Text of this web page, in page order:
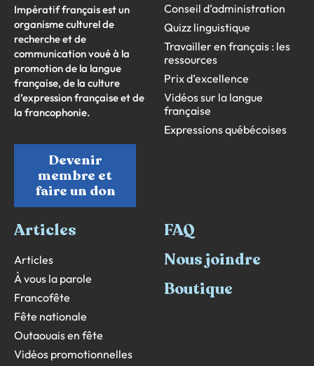
Impératif français est un
organisme culturel de
recherche et de
communication voué à la
promotion de la langue
française, de la culture
d’expression française et de
la francophonie.
Devenir
membre et
faire un don
Conseil d’administration
Quizz linguistique
Travailler en français : les
ressources
Prix d’excellence
Vidéos sur la langue
française
Expressions québécoises
Articles
Articles
À vous la parole
Francofête
Fête nationale
Outaouais en fête
Vidéos promotionnelles
FAQ
Nous joindre
Boutique